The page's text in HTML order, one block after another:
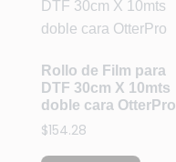
Rollo de Film para
DTF 30cm X 10mts
doble cara OtterPro
$154.28